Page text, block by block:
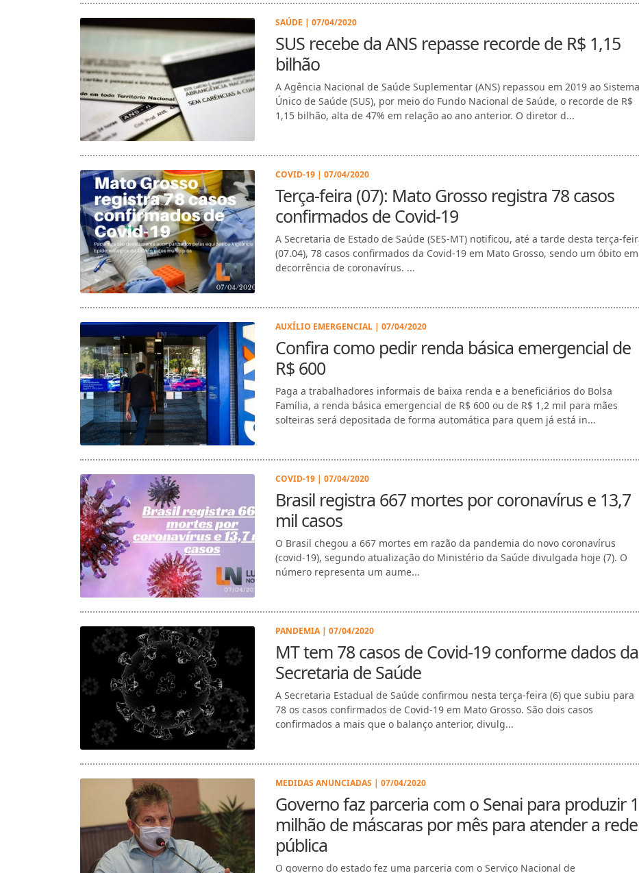
SAÚDE | 07/04/2020
SUS recebe da ANS repasse recorde de R$ 1,15
bilhão
A Agência Nacional de Saúde Suplementar (ANS) repassou em 2019 ao Sistema
Único de Saúde (SUS), por meio do Fundo Nacional de Saúde, o recorde de R$
1,15 bilhão, alta de 47% em relação ao ano anterior. O diretor d...
COVID-19 | 07/04/2020
Terça-feira (07): Mato Grosso registra 78 casos
confirmados de Covid-19
A Secretaria de Estado de Saúde (SES-MT) notificou, até a tarde desta terça-feira
(07.04), 78 casos confirmados da Covid-19 em Mato Grosso, sendo um óbito em
decorrência de coronavírus. ...
AUXÍLIO EMERGENCIAL | 07/04/2020
Confira como pedir renda básica emergencial de
R$ 600
Paga a trabalhadores informais de baixa renda e a beneficiários do Bolsa
Família, a renda básica emergencial de R$ 600 ou de R$ 1,2 mil para mães
solteiras será depositada de forma automática para quem já está in...
COVID-19 | 07/04/2020
Brasil registra 667 mortes por coronavírus e 13,7
mil casos
O Brasil chegou a 667 mortes em razão da pandemia do novo coronavírus
(covid-19), segundo atualização do Ministério da Saúde divulgada hoje (7). O
número representa um aume...
PANDEMIA | 07/04/2020
MT tem 78 casos de Covid-19 conforme dados da
Secretaria de Saúde
A Secretaria Estadual de Saúde confirmou nesta terça-feira (6) que subiu para
78 os casos confirmados de Covid-19 em Mato Grosso. São dois casos
confirmados a mais que o balanço anterior, divulg...
MEDIDAS ANUNCIADAS | 07/04/2020
Governo faz parceria com o Senai para produzir 1
milhão de máscaras por mês para atender a rede
pública
O governo do estado fez uma parceria com o Serviço Nacional de
Aprendizagem Industrial de Mato Grosso (Senai/MT) para a produção de um